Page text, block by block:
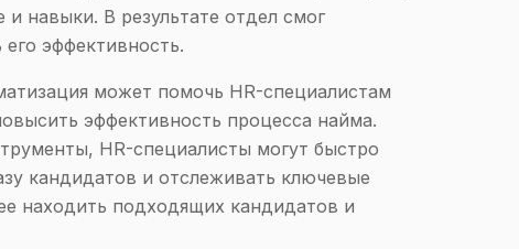
навыки. В результате отдел смог
эффективность.
может помочь HR-специалистам
эффективность процесса найма.
HR-специалисты могут быстро
кандидатов и отслеживать ключевые
находить подходящих кандидатов и